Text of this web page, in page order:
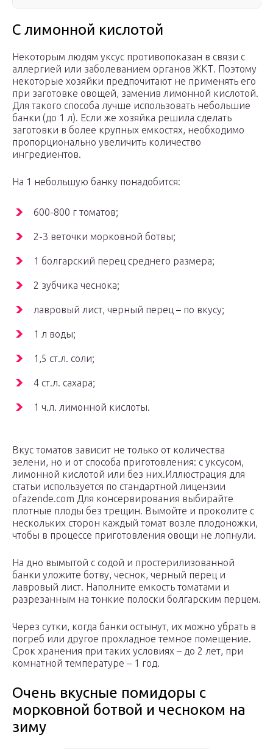
С лимонной кислотой
Некоторым людям уксус противопоказан в связи с
аллергией или заболеванием органов ЖКТ. Поэтому
некоторые хозяйки предпочитают не применять его
при заготовке овощей, заменив лимонной кислотой.
Для такого способа лучше использовать небольшие
банки (до 1 л). Если же хозяйка решила сделать
заготовки в более крупных емкостях, необходимо
пропорционально увеличить количество
ингредиентов.
На 1 небольшую банку понадобится:
600-800 г томатов;
2-3 веточки морковной ботвы;
1 болгарский перец среднего размера;
2 зубчика чеснока;
лавровый лист, черный перец – по вкусу;
1 л воды;
1,5 ст.л. соли;
4 ст.л. сахара;
1 ч.л. лимонной кислоты.
Вкус томатов зависит не только от количества
зелени, но и от способа приготовления: с уксусом,
лимонной кислотой или без них.Иллюстрация для
статьи используется по стандартной лицензии
ofazende.com Для консервирования выбирайте
плотные плоды без трещин. Вымойте и проколите с
нескольких сторон каждый томат возле плодоножки,
чтобы в процессе приготовления овощи не лопнули.
На дно вымытой с содой и простерилизованной
банки уложите ботву, чеснок, черный перец и
лавровый лист. Наполните емкость томатами и
разрезанным на тонкие полоски болгарским перцем.
Через сутки, когда банки остынут, их можно убрать в
погреб или другое прохладное темное помещение.
Срок хранения при таких условиях – до 2 лет, при
комнатной температуре – 1 год.
Очень вкусные помидоры с
морковной ботвой и чесноком на
зиму